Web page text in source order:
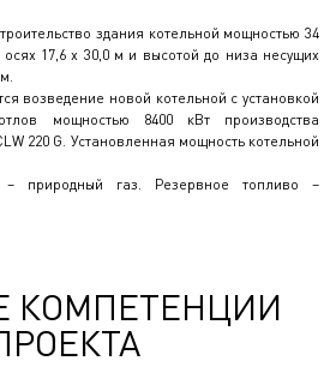
здания котельной мощностью 34
17,6 х 30,0 м и высотой до низа несущих
возведение новой котельной с установкой
мощностью 8400 кВт производства
220 G. Установленная мощность котельной
– природный газ. Резервное топливо –
КОМПЕТЕНЦИИ